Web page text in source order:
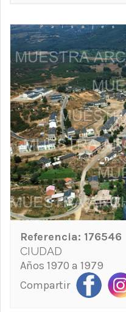
Referencia: 176546
CIUDAD
Años 1970 a 1979
Compartir